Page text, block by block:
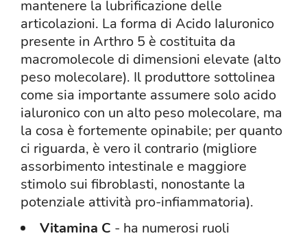
mantenere la lubrificazione delle
articolazioni. La forma di Acido Ialuronico
presente in Arthro 5 è costituita da
macromolecole di dimensioni elevate (alto
peso molecolare). Il produttore sottolinea
come sia importante assumere solo acido
ialuronico con un alto peso molecolare, ma
la cosa è fortemente opinabile; per quanto
ci riguarda, è vero il contrario (migliore
assorbimento intestinale e maggiore
stimolo sui fibroblasti, nonostante la
potenziale attività pro-infiammatoria).
Vitamina C - ha numerosi ruoli